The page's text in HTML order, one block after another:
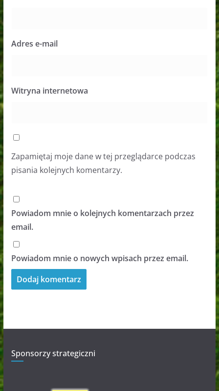
Adres e-mail
Witryna internetowa
Zapamiętaj moje dane w tej przeglądarce podczas
pisania kolejnych komentarzy.
Powiadom mnie o kolejnych komentarzach przez
email.
Powiadom mnie o nowych wpisach przez email.
Sponsorzy strategiczni